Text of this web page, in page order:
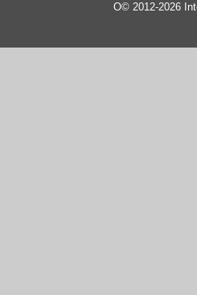
О© 2012-2026